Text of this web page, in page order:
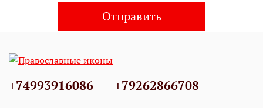
Отправить
+74993916086 +79262866708